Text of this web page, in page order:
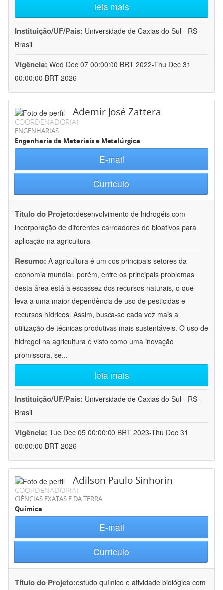
leia mais
Instituição/UF/País: Universidade de Caxias do Sul - RS -
Brasil
Vigência: Wed Dec 07 00:00:00 BRT 2022-Thu Dec 31
00:00:00 BRT 2026
Ademir José Zattera
COORDENADOR(A)
ENGENHARIAS
Engenharia de Materiais e Metalúrgica
E-mail
Currículo
Título do Projeto:desenvolvimento de hidrogéis com
incorporação de diferentes carreadores de bioativos para
aplicação na agricultura
Resumo: A agricultura é um dos principais setores da
economia mundial, porém, entre os principais problemas
desta área está a escassez dos recursos naturais, o que
leva a uma maior dependência de uso de pesticidas e
recursos hídricos. Assim, busca-se cada vez mais a
utilização de técnicas produtivas mais sustentáveis. O uso de
hidrogel na agricultura é visto como uma inovação
promissora, se...
leia mais
Instituição/UF/País: Universidade de Caxias do Sul - RS -
Brasil
Vigência: Tue Dec 05 00:00:00 BRT 2023-Thu Dec 31
00:00:00 BRT 2026
Adilson Paulo Sinhorin
COORDENADOR(A)
CIÊNCIAS EXATAS E DA TERRA
Química
E-mail
Currículo
Título do Projeto:estudo químico e atividade biológica com